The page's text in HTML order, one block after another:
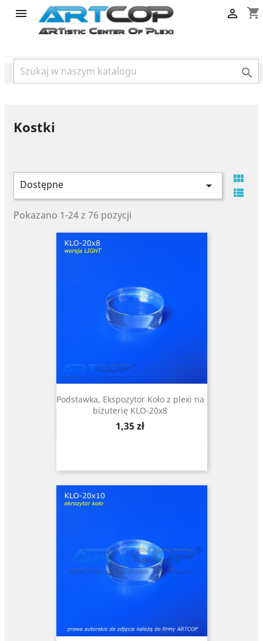
category
 shopping_cart


Kostki
Dostępne 


Pokazano 1-24 z 76 pozycji
Podstawka, Ekspozytor Koło z plexi na
biżuterię KLO-20x8
Cena
1,35 zł